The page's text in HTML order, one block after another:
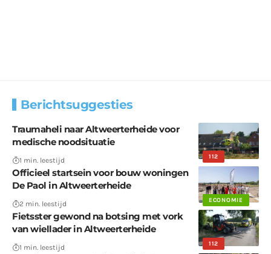
Berichtsuggesties
112
Traumaheli naar Altweerterheide voor
medische noodsituatie
1 min. leestijd
ECONOMIE
Officieel startsein voor bouw woningen
De Paol in Altweerterheide
2 min. leestijd
112
Fietsster gewond na botsing met vork
van wiellader in Altweerterheide
1 min. leestijd